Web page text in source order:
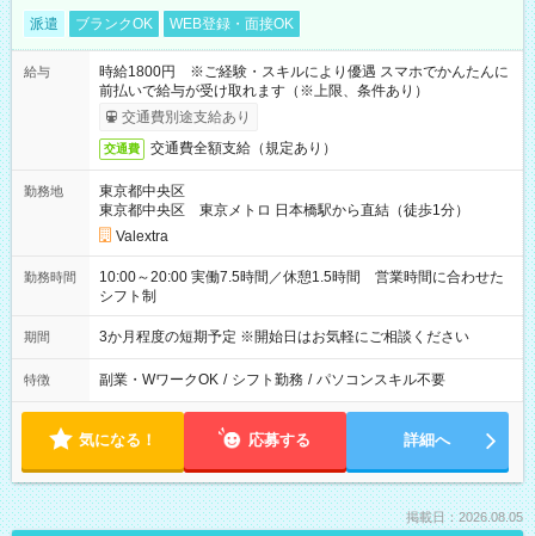
派遣 ブランクOK WEB登録・面接OK
給与
時給1800円 ※ご経験・スキルにより優遇 スマホでかんたんに
前払いで給与が受け取れます（※上限、条件あり）
交通費別途支給あり
交通費 交通費全額支給（規定あり）
勤務地
東京都中央区
東京都中央区 東京メトロ 日本橋駅から直結（徒歩1分）
Valextra
勤務時間
10:00～20:00 実働7.5時間／休憩1.5時間 営業時間に合わせた
シフト制
期間 3か月程度の短期予定 ※開始日はお気軽にご相談ください
特徴 副業・WワークOK / シフト勤務 / パソコンスキル不要
気になる！ 応募する 詳細へ
掲載日：2026.08.05